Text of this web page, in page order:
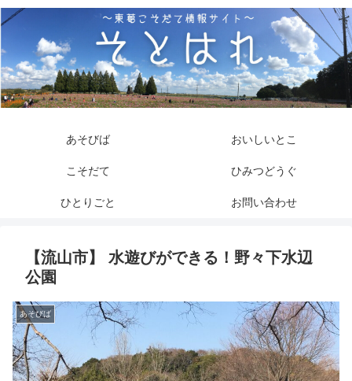
あそびば おいしいとこ
こそだて ひみつどうぐ
ひとりごと お問い合わせ
【流山市】 水遊びができる！野々下水辺
公園
あそびば